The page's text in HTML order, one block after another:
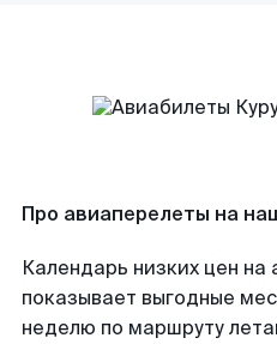
Про авиаперелеты на
Календарь низких цен
показывает выгодные
неделю по маршруту